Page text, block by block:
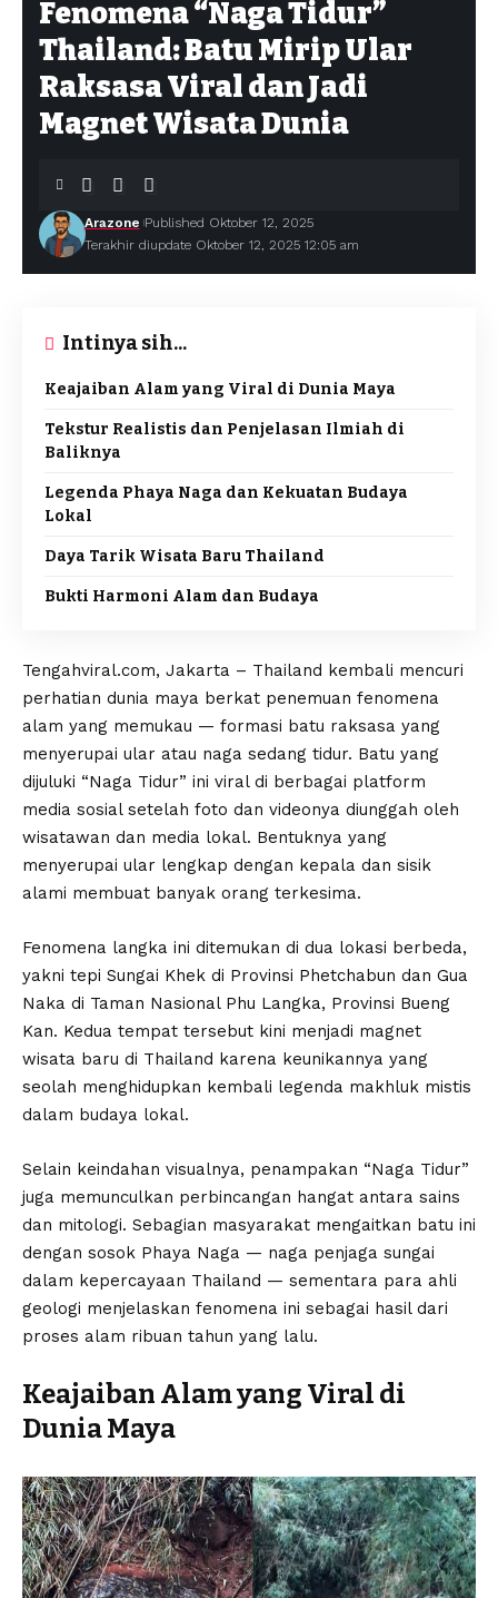
Fenomena “Naga Tidur”
Thailand: Batu Mirip Ular
Raksasa Viral dan Jadi
Magnet Wisata Dunia
Terakhir diupdate Oktober 12, 2025 12:05 am
Arazone Published Oktober 12, 2025
Intinya sih...
Keajaiban Alam yang Viral di Dunia Maya
Tekstur Realistis dan Penjelasan Ilmiah di
Baliknya
Legenda Phaya Naga dan Kekuatan Budaya
Lokal
Daya Tarik Wisata Baru Thailand
Bukti Harmoni Alam dan Budaya
Tengahviral.com, Jakarta – Thailand kembali mencuri
perhatian dunia maya berkat penemuan fenomena
alam yang memukau — formasi batu raksasa yang
menyerupai ular atau naga sedang tidur. Batu yang
dijuluki “Naga Tidur” ini viral di berbagai platform
media sosial setelah foto dan videonya diunggah oleh
wisatawan dan media lokal. Bentuknya yang
menyerupai ular lengkap dengan kepala dan sisik
alami membuat banyak orang terkesima.
Fenomena langka ini ditemukan di dua lokasi berbeda,
yakni tepi Sungai Khek di Provinsi Phetchabun dan Gua
Naka di Taman Nasional Phu Langka, Provinsi Bueng
Kan. Kedua tempat tersebut kini menjadi magnet
wisata baru di Thailand karena keunikannya yang
seolah menghidupkan kembali legenda makhluk mistis
dalam budaya lokal.
Selain keindahan visualnya, penampakan “Naga Tidur”
juga memunculkan perbincangan hangat antara sains
dan mitologi. Sebagian masyarakat mengaitkan batu ini
dengan sosok Phaya Naga — naga penjaga sungai
dalam kepercayaan Thailand — sementara para ahli
geologi menjelaskan fenomena ini sebagai hasil dari
proses alam ribuan tahun yang lalu.
Keajaiban Alam yang Viral di
Dunia Maya